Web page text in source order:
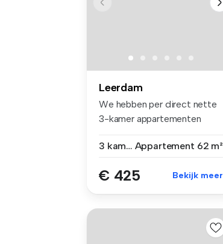
Leerdam
We hebben per direct nette
3-kamer appartementen
3 kamers Appartement 62 m²
€ 425 Bekijk meer